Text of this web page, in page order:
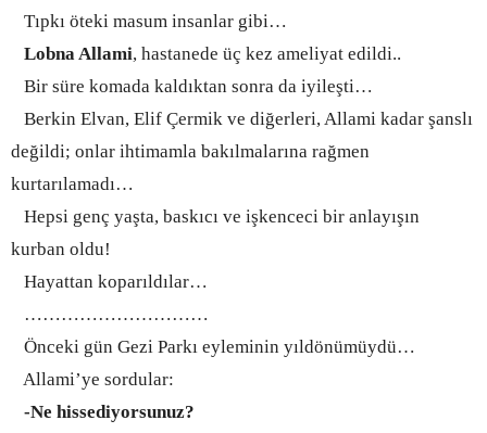
Tıpkı öteki masum insanlar gibi…
Lobna Allami, hastanede üç kez ameliyat edildi..
Bir süre komada kaldıktan sonra da iyileşti…
Berkin Elvan, Elif Çermik ve diğerleri, Allami kadar şanslı
değildi; onlar ihtimamla bakılmalarına rağmen
kurtarılamadı…
Hepsi genç yaşta, baskıcı ve işkenceci bir anlayışın
kurban oldu!
Hayattan koparıldılar…
…………………………
Önceki gün Gezi Parkı eyleminin yıldönümüydü…
Allami’ye sordular:
-Ne hissediyorsunuz?